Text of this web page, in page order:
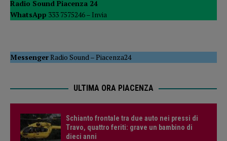
Radio Sound Piacenza 24
WhatsApp 333 7575246 – Invia
MessengerRadio Sound –Piacenza24
ULTIMA ORA PIACENZA
Schianto frontale tra due auto nei pressi di
Travo, quattro feriti: grave un bambino di
dieci anni